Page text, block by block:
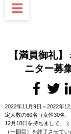
【満員御礼
ニター募
2022年11月9日～2022年
定人数の60名（女性30名
12月18日 を持ちまして、
（一回目）を終了させて